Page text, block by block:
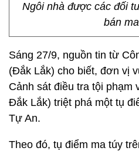
Ngôi nhà được các đối
bán
Sáng 27/9, nguồn tin từ
(Đắk Lắk) cho biết, đơn vị
Cảnh sát điều tra tội phạm
Đắk Lắk) triệt phá một tụ
Tự An.
Theo đó, tụ điểm ma túy